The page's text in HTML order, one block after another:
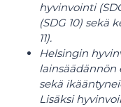
hyvinvointi
(SDG 10) sekä
11).
Helsingin
sekä
Lisäksi